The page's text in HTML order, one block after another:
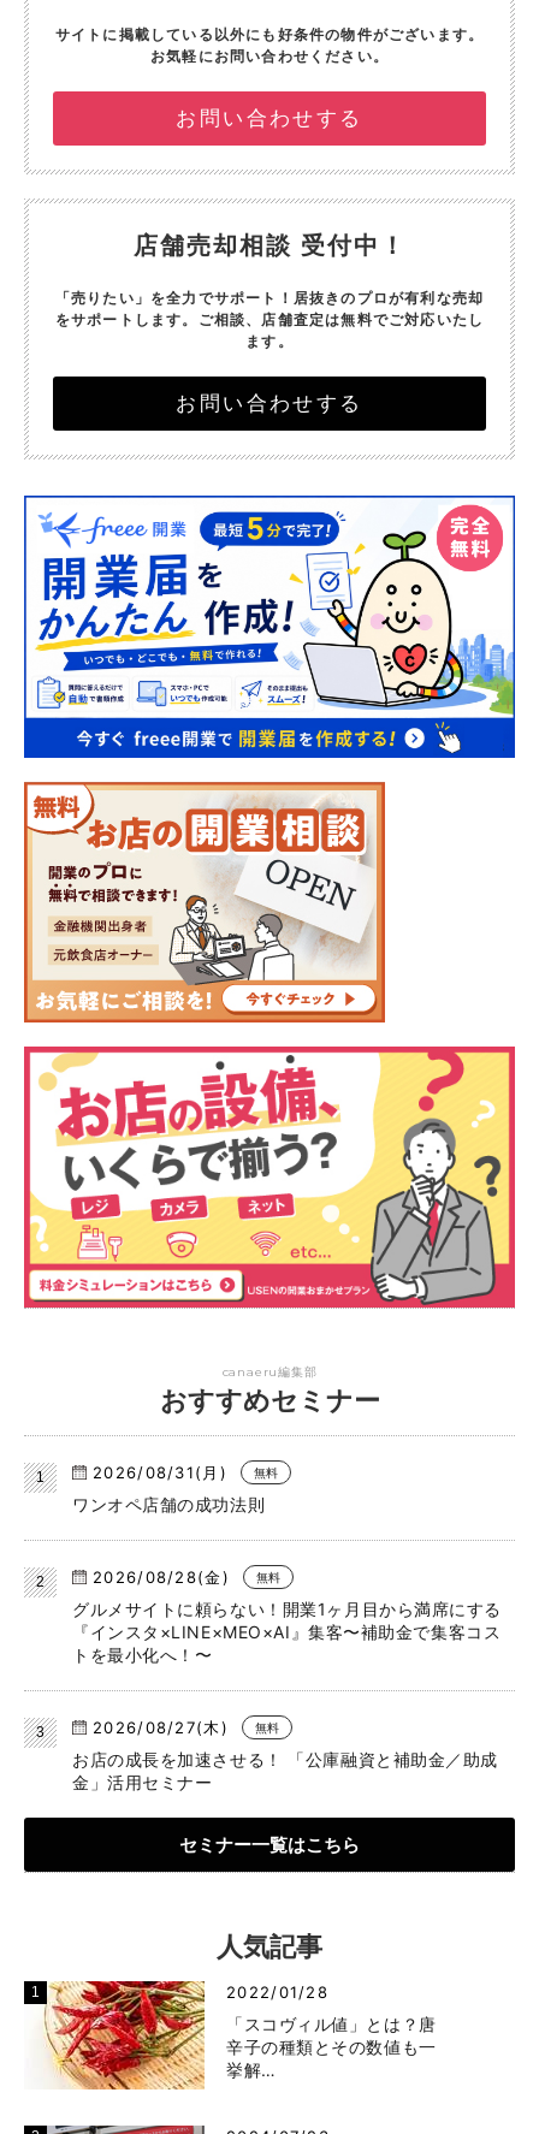
サイトに掲載している以外にも好条件の物件がございます。
お気軽にお問い合わせください。
お問い合わせする
店舗売却相談 受付中！
「売りたい」を全力でサポート！ 居抜きのプロが有利な売却
をサポートします。 ご相談、店舗査定は無料でご対応いたし
ます。
お問い合わせする
canaeru編集部
おすすめセミナー
2026/08/31(月) 無料
ワンオペ店舗の成功法則
2026/08/28(金) 無料
グルメサイトに頼らない！開業1ヶ月目から満席にする
『インスタ×LINE×MEO×AI』集客〜補助金で集客コス
トを最小化へ！〜
2026/08/27(木) 無料
お店の成長を加速させる！ 「公庫融資と補助金／助成
金」活用セミナー
セミナー一覧はこちら
人気記事
2022/01/28
「スコヴィル値」とは？唐
辛子の種類とその数値も一
挙解…